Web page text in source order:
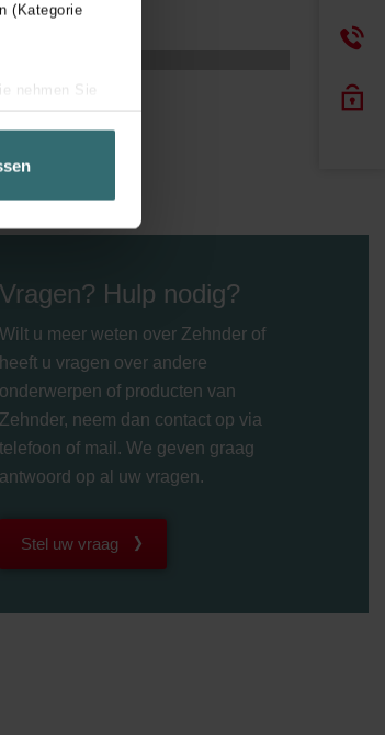
(Kategorie
nehmen Sie
in der
Vragen? Hulp nodig?
Wilt u meer weten over Zehnder of
heeft u vragen over andere
onderwerpen of producten van
Zehnder, neem dan contact op via
telefoon of mail. We geven graag
antwoord op al uw vragen.
Stel uw vraag